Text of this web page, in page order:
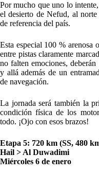
Por mucho que uno lo
el desierto de Nefud, al
de referencia del país.
Esta especial 100 % arenosa
entre pistas claramente
no falten emociones,
y allá además de un
de navegación.
La jornada será también la
condición física de los
todo. ¡Ojo con esos brazos!
Etapa 5: 720 km (SS, 480
Hail > Al Duwadimi
Miércoles 6 de enero